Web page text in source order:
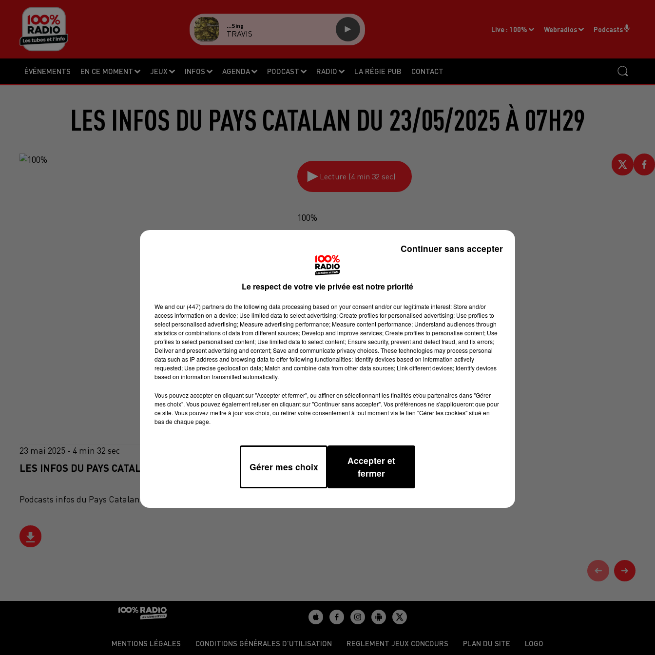
ÉVÉNEMENTS EN CE MOMENT JEUX INFOS AGENDA PODCAST RADIO LA RÉGIE PUB CONTACT
Live : 100% Webradios Podcasts
…sing
TRAVIS
LES INFOS DU PAYS CATALAN DU 23/05/2025 À 07H29
Lecture (4 min 32 sec)
100%
23 mai 2025 - 4 min 32 sec
LES INFOS DU PAYS CATALAN DU 23/05/2025 À 07H29
Podcasts infos du Pays Catalan
MENTIONS LÉGALES CONDITIONS GÉNÉRALES D’UTILISATION REGLEMENT JEUX CONCOURS PLAN DU SITE LOGO
Le respect de votre vie privée est notre priorité
We and our (447) partnersdo the following data processing based on your consent and/or our legitimate interest: Store and/or
access information on a device; Use limited data to select advertising; Create profiles for personalised advertising; Use profiles to
select personalised advertising; Measure advertising performance; Measure content performance; Understand audiences through
statistics or combinations of data from different sources; Develop and improve services; Create profiles to personalise content; Use
profiles to select personalised content; Use limited data to select content; Ensure security, prevent and detect fraud, and fix errors;
Deliver and present advertising and content; Save and communicate privacy choices. These technologies may process personal
data such as IP address and browsing data to offer following functionalities: Identify devices based on information actively
requested; Use precise geolocation data; Match and combine data from other data sources; Link different devices; Identify devices
based on information transmitted automatically.
Vous pouvez accepter en cliquant sur "Accepter et fermer", ou affiner en sélectionnant les finalités et/ou partenaires dans "Gérer
mes choix". Vous pouvez également refuser en cliquant sur "Continuer sans accepter". Vos préférences ne s'appliqueront que pour
ce site. Vous pouvez mettre à jour vos choix, ou retirer votre consentement à tout moment via le lien "Gérer les cookies" situé en
bas de chaque page.
Gérer mes choix
Accepter et
fermer
Continuer sans accepter